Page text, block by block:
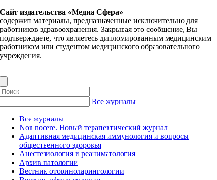
Сайт издательства «Медиа Сфера»
содержит материалы, предназначенные исключительно для
работников здравоохранения. Закрывая это сообщение, Вы
подтверждаете, что являетесь дипломированным медицинским
работником или студентом медицинского образовательного
учреждения.
Все журналы
Все журналы
Non nocere. Новый терапевтический журнал
Адаптивная медицинская иммунология и вопросы
общественного здоровья
Анестезиология и реаниматология
Архив патологии
Вестник оториноларингологии